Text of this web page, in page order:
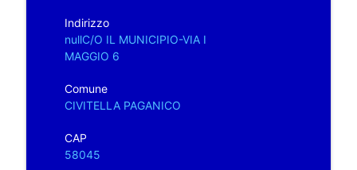
Indirizzo
nullC/O IL MUNICIPIO-VIA I
MAGGIO 6
Comune
CIVITELLA PAGANICO
CAP
58045